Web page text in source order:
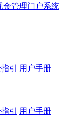
金管理门户系统
引 用户手册
引 用户手册